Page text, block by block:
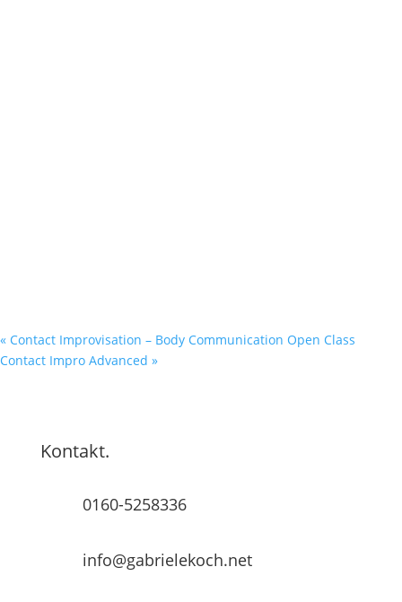
« Contact Improvisation – Body Communication Open Class
Contact Impro Advanced »
Kontakt.
0160-5258336
info@gabrielekoch.net